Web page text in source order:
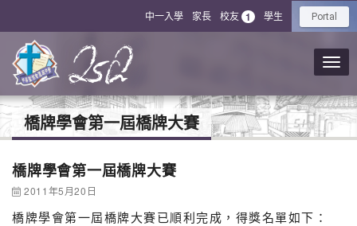
中一入學 家長 校友 1 學生 Portal
橋牌學會第一屆橋牌大賽
橋牌學會第一屆橋牌大賽
2011年5月20日
橋牌學會第一屆橋牌大賽已順利完成，得獎名單如下：